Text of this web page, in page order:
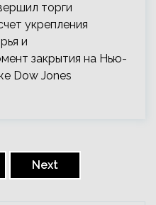
торги
укрепления
и
закрытия на Нью-
Dow Jones
Next